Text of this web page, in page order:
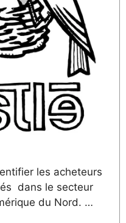
les acheteurs
dans le secteur
du Nord. …